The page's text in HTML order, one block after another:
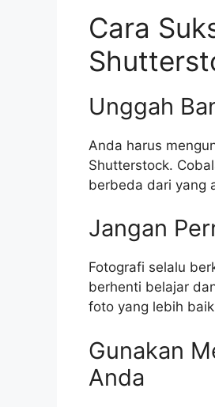
Cara
Unggah
Anda harus
Shutterstock.
berbeda dari yang
Jangan
Fotografi selalu
berhenti belajar
foto yang lebih
Gunakan
Anda